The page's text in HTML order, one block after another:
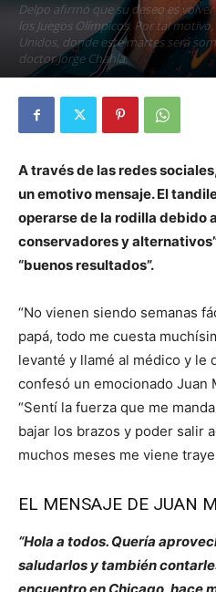
Delpo afirmó que su deseo es
los Juegos Olímpicos. Por tal
Unidos, donde este martes será
doctor Jorge Chahla.
A través de las redes
un emotivo mensaje. El
operarse de la rodilla debido
conservadores y
“buenos resultados”.
“No vienen siendo semanas
papá, todo me cuesta
levanté y llamé al médico y le
confesó un emocionado Juan
“Sentí la fuerza que me
bajar los brazos y poder salir
muchos meses me viene
EL MENSAJE DE JUAN
“Hola a todos. Quería
saludarlos y también